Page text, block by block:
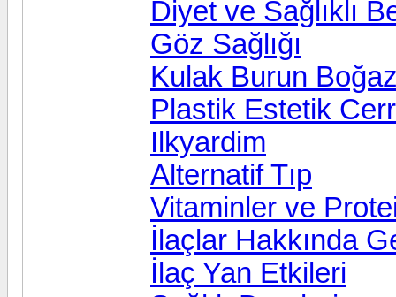
Diyet ve Sağlıklı
Göz Sağlığı
Kulak Burun
Plastik Estetik
Ilkyardim
Alternatif Tıp
Vitaminler ve
İlaçlar Hakkında
İlaç Yan Etkileri